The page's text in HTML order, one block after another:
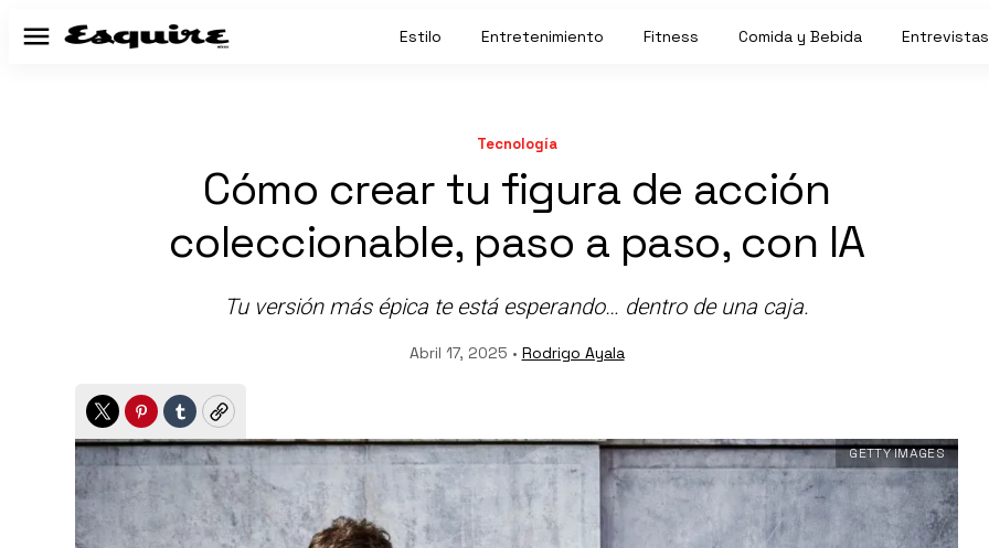
Menú Estilo Entretenimiento Fitness Comida y Bebida Entrevistas
Tecnología
Cómo crear tu figura de acción
coleccionable, paso a paso, con IA
Tu versión más épica te está esperando… dentro de una caja.
Abril 17, 2025 • Rodrigo Ayala
TwitterPinterest
TumblrCopy
GETTY IMAGES